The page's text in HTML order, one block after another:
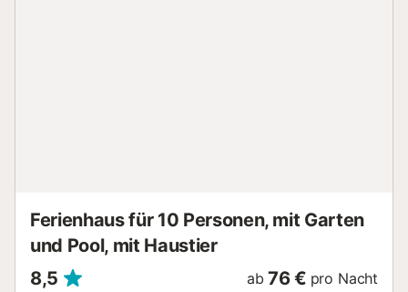
Ferienhaus für 10 Personen, mit Garten
und Pool, mit Haustier
8,5
ab 76 € pro Nacht